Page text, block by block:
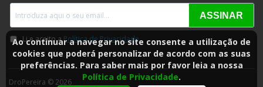
Ao continuar a navegar no site consente a utilização de
cookies que poderá personalizar de acordo com as suas
preferências. Para saber mais por favor leia a nossa
Política de Privacidade.
DroPereira © 2026